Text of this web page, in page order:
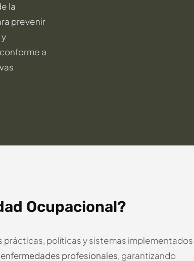
la
prevenir
a
Ocupacional?
prácticas, políticas y sistemas implementados
profesionales, garantizando